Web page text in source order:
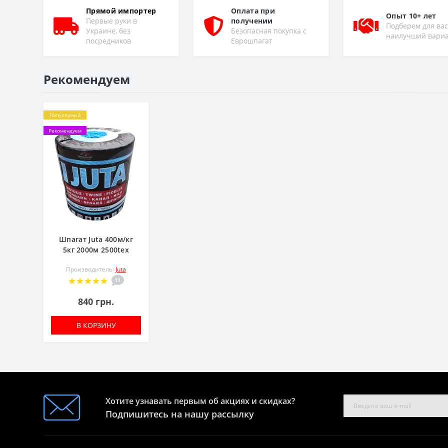
Прямой импортер
Первые руки в
Украине, без
посредников
Оплата при
получении
Безопасная покупка с
Еврошпагат
Опыт 10+ лет
Подберем для вас
наилучший
Рекомендуем
Популярный
Рекомендуем
Шпагат Juta 400м/кг
5кг 2000м 2500tex
Производитель: Juta
11
840 грн.
В КОРЗИНУ
Хотите узнавать первым об акциях и скидках?
Подпишитесь на нашу рассылку